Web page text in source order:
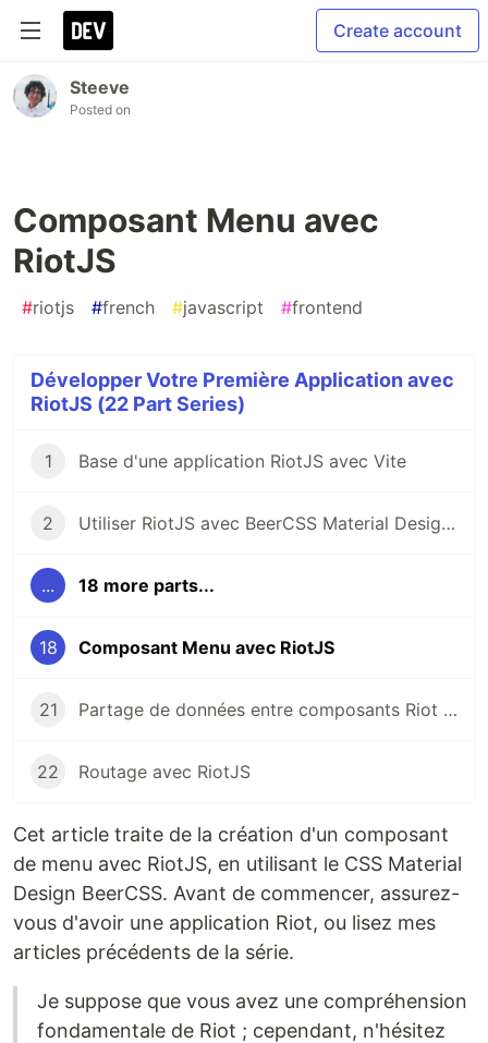
Create account
Steeve
Posted on
Composant Menu avec
RiotJS
#riotjs #french #javascript #frontend
Développer Votre Première Application avec
RiotJS (22 Part Series)
1 Base d'une application RiotJS avec Vite
2 Utiliser RiotJS avec BeerCSS Material Design 3
... 18 more parts...
18 Composant Menu avec RiotJS
21 Partage de données entre composants Riot avec Riot-Meiosis (State Manager)
22 Routage avec RiotJS
Cet article traite de la création d'un composant
de menu avec RiotJS, en utilisant le CSS Material
Design BeerCSS. Avant de commencer, assurez-
vous d'avoir une application Riot, ou lisez mes
articles précédents de la série.
Je suppose que vous avez une compréhension
fondamentale de Riot ; cependant, n'hésitez